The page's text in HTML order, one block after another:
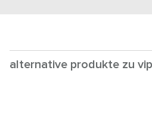
alternative produkte zu